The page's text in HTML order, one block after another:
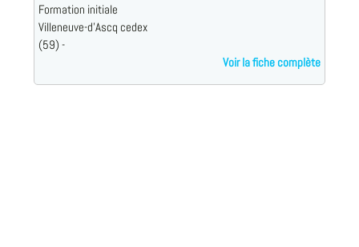
Formation initiale
Villeneuve-d'Ascq cedex
(59) -
Voir la fiche complète